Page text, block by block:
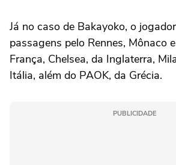
Já no caso de Bakayoko, o
passagens pelo Rennes, Mônaco
França, Chelsea, da Inglaterra,
Itália, além do PAOK, da Grécia.
PUBLICIDADE